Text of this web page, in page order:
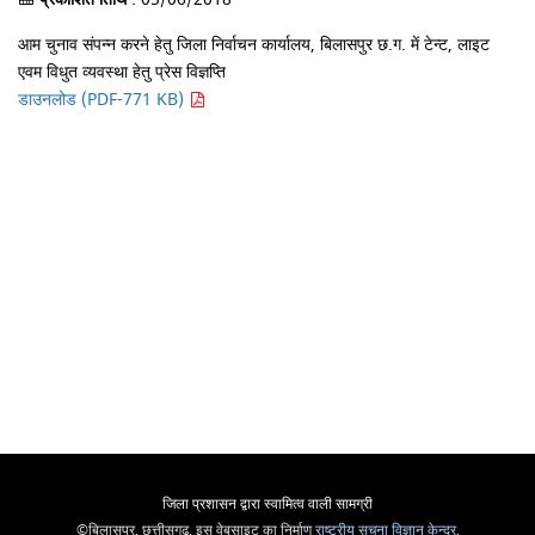
आम चुनाव संपन्न करने हेतु जिला निर्वाचन कार्यालय, बिलासपुर छ.ग. में टेन्ट, लाइट
एवम विधुत व्यवस्था हेतु प्रेस विज्ञप्ति
डाउनलोड (PDF-771 KB)
जिला प्रशासन द्वारा स्वामित्व वाली सामग्री
©बिलासपुर, छत्तीसगढ़, इस वेबसाइट का निर्माणराष्ट्रीय सूचना विज्ञान केन्द्र,